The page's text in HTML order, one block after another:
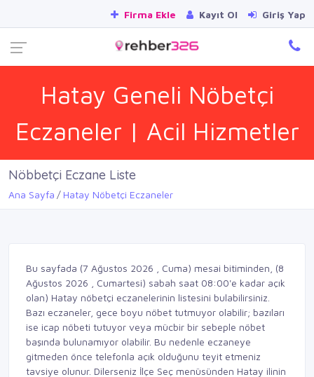
Firma Ekle Kayıt Ol Giriş Yap
Hatay Geneli Nöbetçi
Eczaneler | Acil Hizmetler
Nöbbetçi Eczane Liste
Ana Sayfa Hatay Nöbetçi Eczaneler
Bu sayfada (7 Ağustos 2026 , Cuma) mesai bitiminden, (8
Ağustos 2026 , Cumartesi) sabah saat 08:00'e kadar açık
olan) Hatay nöbetçi eczanelerinin listesini bulabilirsiniz.
Bazı eczaneler, gece boyu nöbet tutmuyor olabilir; bazıları
ise icap nöbeti tutuyor veya mücbir bir sebeple nöbet
başında bulunamıyor olabilir. Bu nedenle eczaneye
gitmeden önce telefonla açık olduğunu teyit etmeniz
tavsiye olunur. Dilerseniz İlçe Seç menüsünden Hatay ilinin